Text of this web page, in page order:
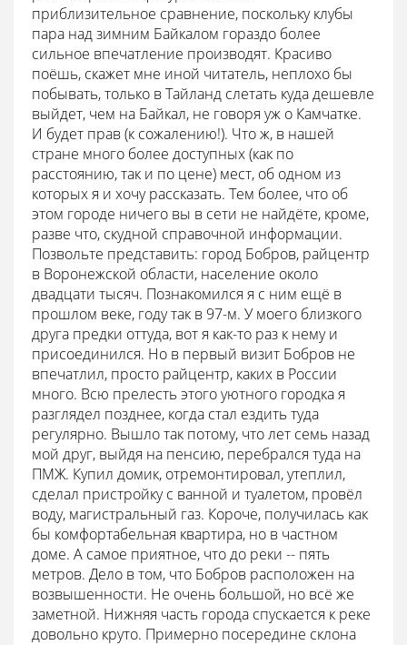
приблизительное сравнение, поскольку клубы
пара над зимним Байкалом гораздо более
сильное впечатление производят. Красиво
поёшь, скажет мне иной читатель, неплохо бы
побывать, только в Тайланд слетать куда дешевле
выйдет, чем на Байкал, не говоря уж о Камчатке.
И будет прав (к сожалению!). Что ж, в нашей
стране много более доступных (как по
расстоянию, так и по цене) мест, об одном из
которых я и хочу рассказать. Тем более, что об
этом городе ничего вы в сети не найдёте, кроме,
разве что, скудной справочной информации.
Позвольте представить: город Бобров, райцентр
в Воронежской области, население около
двадцати тысяч. Познакомился я с ним ещё в
прошлом веке, году так в 97-м. У моего близкого
друга предки оттуда, вот я как-то раз к нему и
присоединился. Но в первый визит Бобров не
впечатлил, просто райцентр, каких в России
много. Всю прелесть этого уютного городка я
разглядел позднее, когда стал ездить туда
регулярно. Вышло так потому, что лет семь назад
мой друг, выйдя на пенсию, перебрался туда на
ПМЖ. Купил домик, отремонтировал, утеплил,
сделал пристройку с ванной и туалетом, провёл
воду, магистральный газ. Короче, получилась как
бы комфортабельная квартира, но в частном
доме. А самое приятное, что до реки -- пять
метров. Дело в том, что Бобров расположен на
возвышенности. Не очень большой, но всё же
заметной. Нижняя часть города спускается к реке
довольно круто. Примерно посередине склона